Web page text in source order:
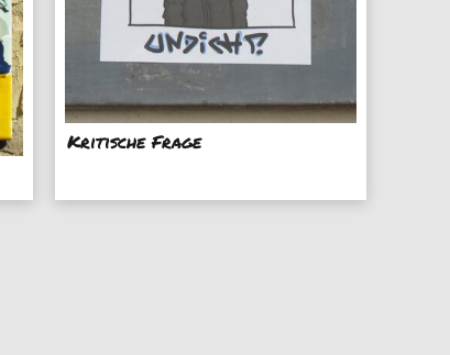
Kritische Frage